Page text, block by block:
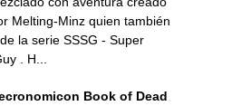
Melting-Minz quien también
la serie SSSG - Super
. H...
Book of Dead